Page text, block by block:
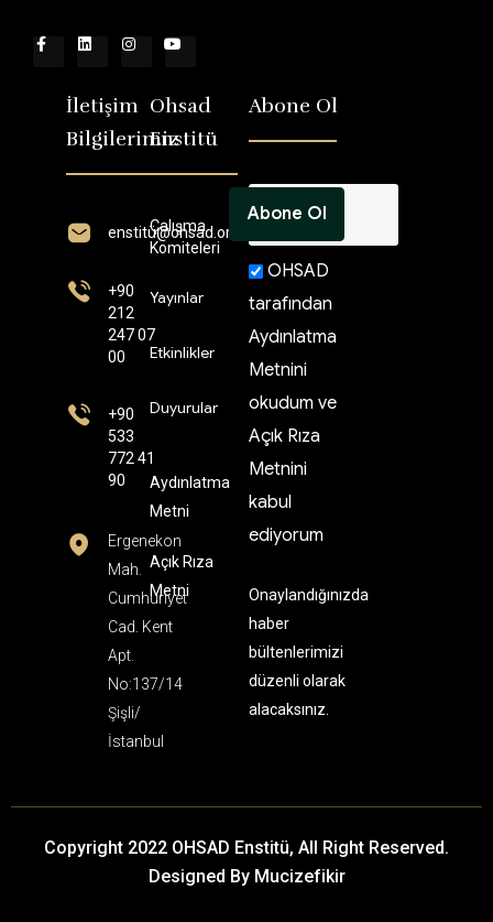
İletişim
Bilgilerimiz
enstitü@ohsad.org
+90
212
247 07
00
+90
533
772 41
90
Ergenekon
Mah.
Cumhuriyet
Cad. Kent
Apt.
No:137/14
Şişli/
İstanbul
Ohsad
Enstitü
Çalışma
Komiteleri
Yayınlar
Etkinlikler
Duyurular
Aydınlatma
Metni
Açık Rıza
Metni
Abone Ol
OHSAD
tarafından
Aydınlatma
Metnini
okudum ve
Açık Rıza
Metnini
kabul
ediyorum
Onaylandığınızda
haber
bültenlerimizi
düzenli olarak
alacaksınız.
Copyright 2022 OHSAD Enstitü, All Right Reserved.
Designed By Mucizefikir